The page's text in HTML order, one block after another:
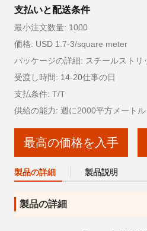
支払いと配送条件
最小注文数量: 1000
価格: USD 1.7-3/square meter
パッケージの詳細: スチールストリ
受渡し時間: 14-20仕事の日
支払条件: T/T
供給の能力: 週に2000平方メートル
最高の価格を入手
製品の詳細 製品説明
製品の詳細